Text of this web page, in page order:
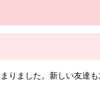
りました。新しい友達